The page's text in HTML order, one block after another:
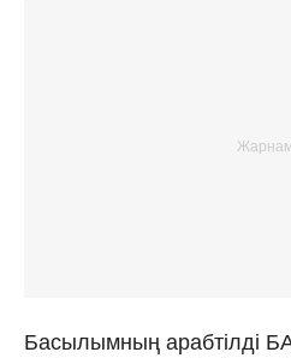
Басылымның арабтілді